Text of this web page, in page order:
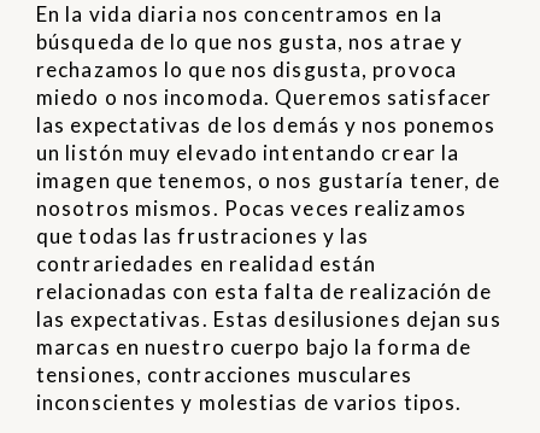
En la vida diaria nos concentramos en la
búsqueda de lo que nos gusta, nos atrae y
rechazamos lo que nos disgusta, provoca
miedo o nos incomoda. Queremos satisfacer
las expectativas de los demás y nos ponemos
un listón muy elevado intentando crear la
imagen que tenemos, o nos gustaría tener, de
nosotros mismos. Pocas veces realizamos
que todas las frustraciones y las
contrariedades en realidad están
relacionadas con esta falta de realización de
las expectativas. Estas desilusiones dejan sus
marcas en nuestro cuerpo bajo la forma de
tensiones, contracciones musculares
inconscientes y molestias de varios tipos.